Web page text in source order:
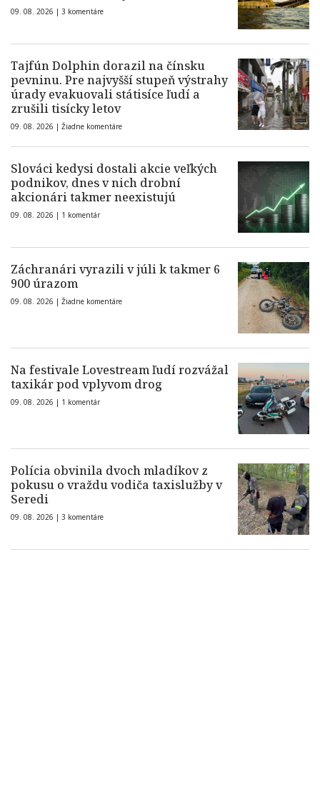
09. 08. 2026 | 3 komentáre
Tajfún Dolphin dorazil na čínsku
pevninu. Pre najvyšší stupeň výstrahy
úrady evakuovali státisíce ľudí a
zrušili tisícky letov
09. 08. 2026 | Žiadne komentáre
Slováci kedysi dostali akcie veľkých
podnikov, dnes v nich drobní
akcionári takmer neexistujú
09. 08. 2026 | 1 komentár
Záchranári vyrazili v júli k takmer 6
900 úrazom
09. 08. 2026 | Žiadne komentáre
Na festivale Lovestream ľudí rozvážal
taxikár pod vplyvom drog
09. 08. 2026 | 1 komentár
Polícia obvinila dvoch mladíkov z
pokusu o vraždu vodiča taxislužby v
Seredi
09. 08. 2026 | 3 komentáre